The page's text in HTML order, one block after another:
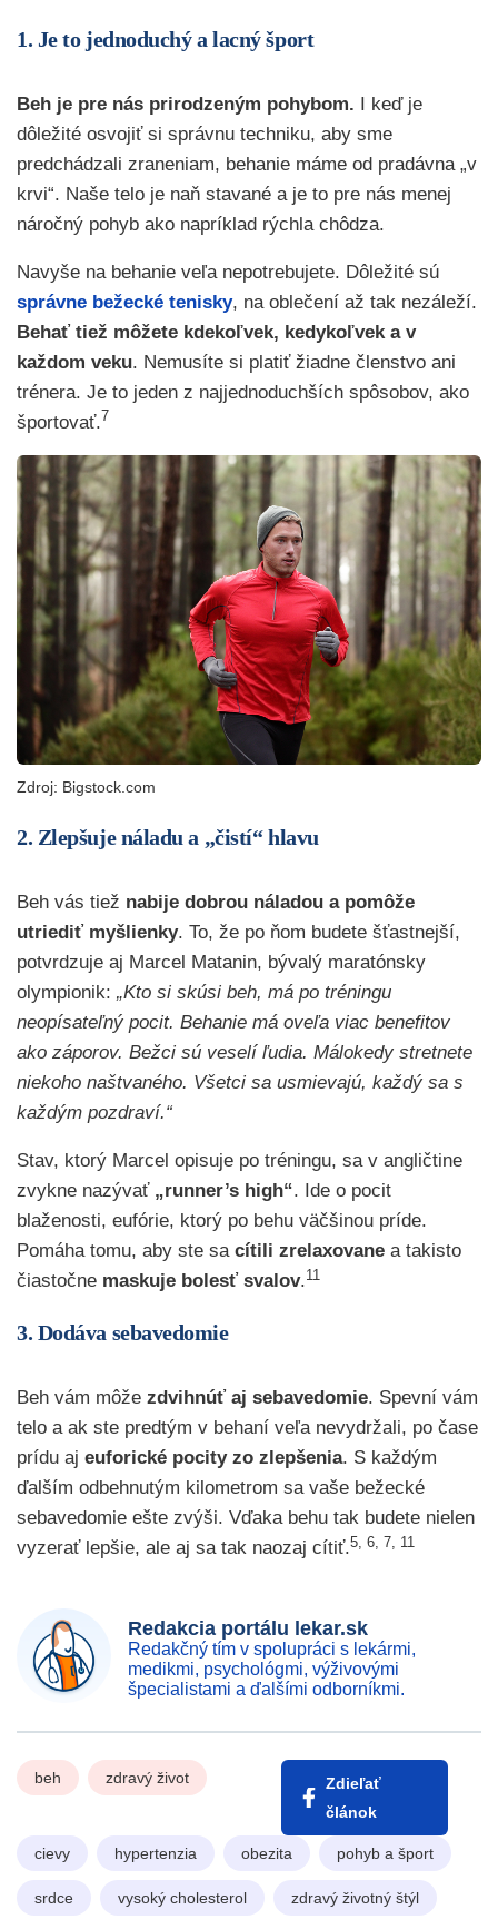
1. Je to jednoduchý a lacný šport
Beh je pre nás prirodzeným pohybom. I keď je
dôležité osvojiť si správnu techniku, aby sme
predchádzali zraneniam, behanie máme od pradávna „v
krvi“. Naše telo je naň stavané a je to pre nás menej
náročný pohyb ako napríklad rýchla chôdza.
Navyše na behanie veľa nepotrebujete. Dôležité sú
správne bežecké tenisky, na oblečení až tak nezáleží.
Behať tiež môžete kdekoľvek, kedykoľvek a v
každom veku. Nemusíte si platiť žiadne členstvo ani
trénera. Je to jeden z najjednoduchších spôsobov, ako
športovať.7
Zdroj: Bigstock.com
2. Zlepšuje náladu a „čistí“ hlavu
Beh vás tiež nabije dobrou náladou a pomôže
utriediť myšlienky. To, že po ňom budete šťastnejší,
potvrdzuje aj Marcel Matanin, bývalý maratónsky
olympionik: „Kto si skúsi beh, má po tréningu
neopísateľný pocit. Behanie má oveľa viac benefitov
ako záporov. Bežci sú veselí ľudia. Málokedy stretnete
niekoho naštvaného. Všetci sa usmievajú, každý sa s
každým pozdraví.“
Stav, ktorý Marcel opisuje po tréningu, sa v angličtine
zvykne nazývať „runner’s high“. Ide o pocit
blaženosti, eufórie, ktorý po behu väčšinou príde.
Pomáha tomu, aby ste sa cítili zrelaxovane a takisto
čiastočne maskuje bolesť svalov.11
3. Dodáva sebavedomie
Beh vám môže zdvihnúť aj sebavedomie. Spevní vám
telo a ak ste predtým v behaní veľa nevydržali, po čase
prídu aj euforické pocity zo zlepšenia. S každým
ďalším odbehnutým kilometrom sa vaše bežecké
sebavedomie ešte zvýši. Vďaka behu tak budete nielen
vyzerať lepšie, ale aj sa tak naozaj cítiť.5, 6, 7, 11
Redakcia portálu lekar.sk
Redakčný tím v spolupráci s lekármi,
medikmi, psychológmi, výživovými
špecialistami a ďalšími odborníkmi.
beh zdravý život
Zdieľať
článok
cievy hypertenzia obezita pohyb a šport
srdce vysoký cholesterol zdravý životný štýl